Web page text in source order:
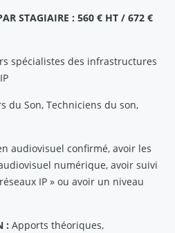
STAGIAIRE : 560 € HT / 672 €
spécialistes des infrastructures
du Son, Techniciens du son,
audiovisuel confirmé, avoir les
numérique, avoir suivi
IP » ou avoir un niveau
: Apports théoriques,